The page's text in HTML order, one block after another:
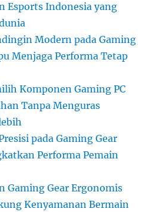
Esports Indonesia yang
Modern pada Gaming
Menjaga Performa Tetap
Komponen Gaming PC
Tanpa Menguras
pada Gaming Gear
Performa Pemain
Gaming Gear Ergonomis
Kenyamanan Bermain